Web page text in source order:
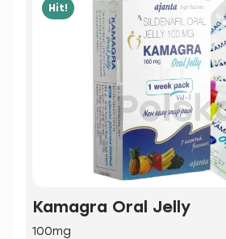
Hit!
Kamagra Oral Jelly
100mg